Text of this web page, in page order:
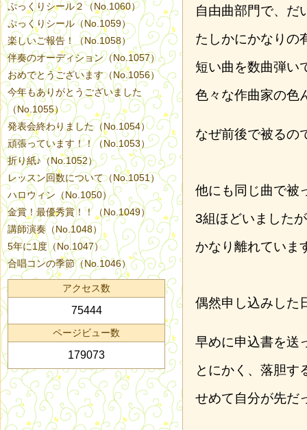
自由曲部門で、だ
たしかにかなりの
短い曲を数曲弾い
色々な作曲家の色
なぜ前後で被るの
他にも同じ曲で被
3組ほどいました
かなり離れていま
偶然申し込みした
早めに申込書を送
とにかく、落胆す
せめて自分が先
ぷっくりシール２（No.1060）
ぷっくりシール（No.1059）
楽しいご報告！（No.1058）
伴奏のオーディション（No.1057）
おめでとうございます（No.1056）
今年もありがとうございました
（No.1055）
発表会終わりました（No.1054）
頑張っています！！（No.1053）
折り紙♪（No.1052）
レッスン回数について（No.1051）
ハロウィン（No.1050）
金賞！最優秀賞！！（No.1049）
講師演奏（No.1048）
5年に1度（No.1047）
合唱コンの季節（No.1046）
アクセス数
75444
ページビュー数
179073